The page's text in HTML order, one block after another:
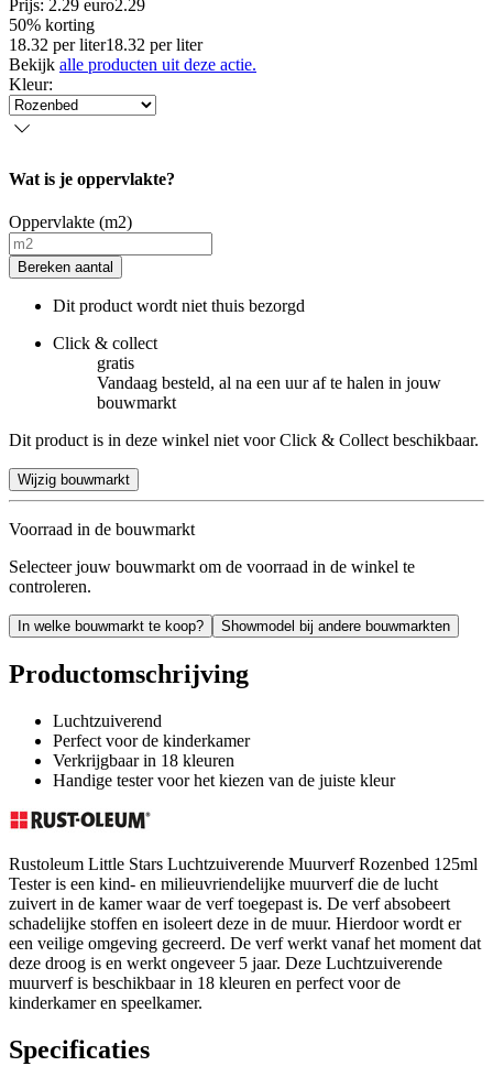
Prijs: 2.29 euro2.29
50% korting
18.32 per liter18.32 per liter
Bekijk alle producten uit deze actie.
Kleur:
Wat is je oppervlakte?
Oppervlakte (m2)
Bereken aantal
Dit product wordt niet thuis bezorgd
Click & collect
gratis
Vandaag besteld, al na een uur af te halen in jouw
bouwmarkt
Dit product is in deze winkel niet voor Click & Collect beschikbaar.
Wijzig bouwmarkt
Voorraad in de bouwmarkt
Selecteer jouw bouwmarkt om de voorraad in de winkel te
controleren.
In welke bouwmarkt te koop? Showmodel bij andere bouwmarkten
Productomschrijving
Luchtzuiverend
Perfect voor de kinderkamer
Verkrijgbaar in 18 kleuren
Handige tester voor het kiezen van de juiste kleur
Rustoleum Little Stars Luchtzuiverende Muurverf Rozenbed 125ml
Tester is een kind- en milieuvriendelijke muurverf die de lucht
zuivert in de kamer waar de verf toegepast is. De verf absobeert
schadelijke stoffen en isoleert deze in de muur. Hierdoor wordt er
een veilige omgeving gecreerd. De verf werkt vanaf het moment dat
deze droog is en werkt ongeveer 5 jaar. Deze Luchtzuiverende
muurverf is beschikbaar in 18 kleuren en perfect voor de
kinderkamer en speelkamer.
Specificaties